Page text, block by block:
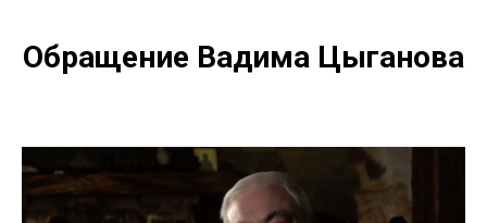
Обращение Вадима Цыганова